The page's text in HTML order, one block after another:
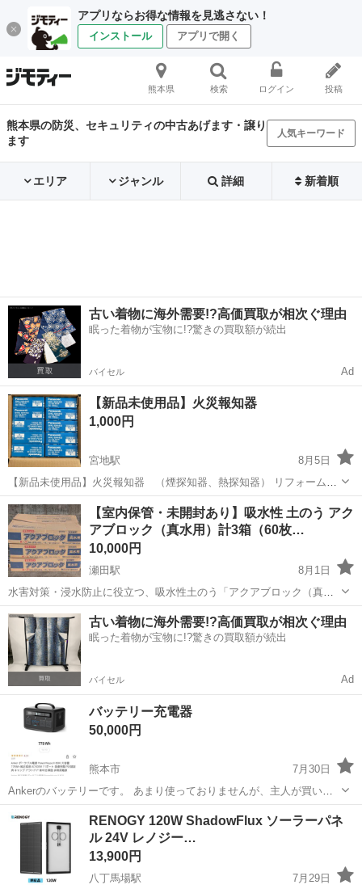
アプリならお得な情報を見逃さない！
インストール アプリで開く
熊本県 検索 ログイン 投稿
熊本県の防災、セキュリティの中古あげます・譲り
ます
人気キーワード
エリア ジャンル 詳細 新着順
古い着物に海外需要!?高価買取が相次ぐ理由
眠った着物が宝物に!?驚きの買取額が続出
バイセル Ad
【新品未使用品】火災報知器
1,000円
宮地駅
8月5日
【新品未使用品】火災報知器 （煙探知器、熱探知器） リフォーム工
事の際に購入しましたが、連動式の報知器を取り付けたので、不用に
なりました。 全部で10個あり、煙探知器が7個、熱探知器が3個です。
表示は、1個あたりの金額です...
熊本 阿蘇市 宮地駅 防災、セキュリティ 火災報知器
【室内保管・未開封あり】吸水性 土のう アク
アブロック（真水用）計3箱（60枚…
10,000円
瀬田駅
8月1日
水害対策・浸水防止に役立つ、吸水性土のう「アクアブロック（真水
用）」です。 麻袋の中に吸水ポリマーが入っており、真水に浸すだけ
で数分で膨らみ、土のうとして使用できる便利なアイテムです。 ​実家
の片付けに伴い出品いたします。 ...
熊本 菊池郡 瀬田駅 防災、セキュリティ 吸水
古い着物に海外需要!?高価買取が相次ぐ理由
眠った着物が宝物に!?驚きの買取額が続出
バイセル Ad
バッテリー充電器
50,000円
熊本市
7月30日
Ankerのバッテリーです。 あまり使っておりませんが、主人が買い替
えしたために出品します。 #Anker #ソロキャンプ #震災 #蓄電池 #キ
ャンプ
RENOGY 120W ShadowFlux ソーラーパネ
ル 24V レノジー…
13,900円
八丁馬場駅
7月29日